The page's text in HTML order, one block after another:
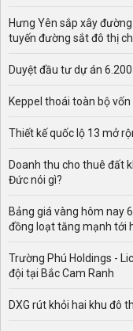
Tại 1 thị trấn: Đất có
Bên cạnh đó, đất có
sẽ cung cấp những
dụng đất.
- Bản đồ quy hoạch
- Thông tin tuyến
diện tích.
yếu là các loại đất
không phù hợp với
- Đất có quy hoạch
hoạch có chức năng
đất trường học, đất
Hưng Yên sắp xây
tuyến đường sắt đô thị
Duyệt đầu tư dự án
Keppel thoái toàn bộ
Thiết kế quốc lộ 13 mở
Doanh thu cho thuê đất
Đức nói gì?
Bảng giá vàng hôm nay
đồng loạt tăng mạnh tới
Trường Phú Holdings -
đội tại Bắc Cam Ranh
DXG rút khỏi hai khu đô